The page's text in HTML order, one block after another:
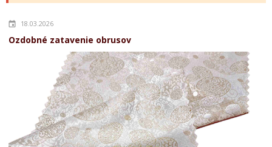
18.03.2026
Ozdobné zatavenie obrusov